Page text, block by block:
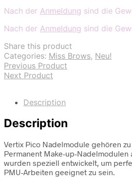
Nach der Anmeldung sind die
Nach der Anmeldung sind die
Share this product
Categories: Miss Brows, Neu!
Previous Product
Next Product
Description
Description
Vertix Pico Nadelmodule gehören
Permanent Make-up-Nadelmodulen
wurden speziell entwickelt, um
PMU-Arbeiten geeignet zu sein.